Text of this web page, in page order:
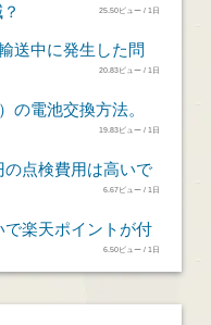
25.50ビュー / 1日
送中に発生した問
20.83ビュー / 1日
の電池交換方法。
19.83ビュー / 1日
点検費用は高いで
6.67ビュー / 1日
で楽天ポイントが付
6.50ビュー / 1日